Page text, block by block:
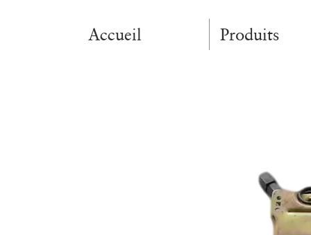
Accueil Produits